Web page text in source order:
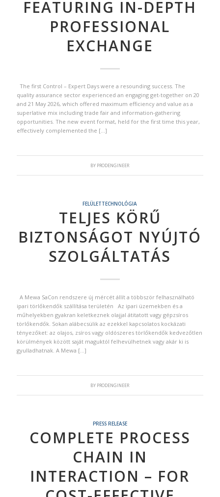
FEATURING IN-DEPTH
PROFESSIONAL
EXCHANGE
The first Control – Expert Days were a resounding success. The
quality assurance sector experienced an engaging get-together on 20
and 21 May 2026, which offered maximum efficiency and value as a
superlative mix including trade fair and information-gathering
opportunities. The new event format, held for the first time this year,
effectively complemented the […]
BY PRODENGINEER
FELÜLETTECHNOLÓGIA
TELJES KÖRŰ
BIZTONSÁGOT NYÚJTÓ
SZOLGÁLTATÁS
A Mewa SaCon rendszere új mércét állít a többször felhasználható
ipari törlőkendők szállítása területén Az ipari üzemekben és a
műhelyekben gyakran keletkeznek olajjal átitatott vagy gépzsíros
törlőkendők. Sokan alábecsülik az ezekkel kapcsolatos kockázati
tényezőket: az olajos, zsíros vagy oldószeres törlőkendők kedvezőtlen
körülmények között saját maguktól felhevülhetnek vagy akár ki is
gyulladhatnak. A Mewa […]
BY PRODENGINEER
PRESS RELEASE
COMPLETE PROCESS
CHAIN IN
INTERACTION – FOR